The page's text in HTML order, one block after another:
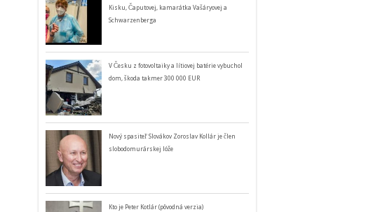
Kisku, Čaputovej, kamarátka Vašáryovej a
Schwarzenberga
V Česku z fotovoltaiky a lítiovej batérie vybuchol
dom, škoda takmer 300 000 EUR
Nový spasiteľ Slovákov Zoroslav Kollár je člen
slobodomurárskej lóže
Kto je Peter Kotlár (pôvodná verzia)